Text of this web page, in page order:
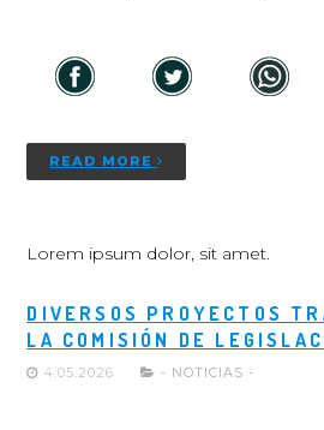
READ MORE
Lorem ipsum dolor, sit amet.
DIVERSOS PROYECTOS
LA COMISIÓN DE
4.05.2026 - NOTICIAS -